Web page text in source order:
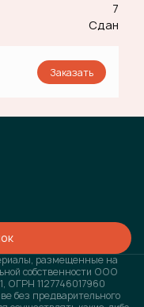
7
Сдан
Заказать
размещенные на
собственности ООО
ОГРН 1127746017960
без предварительного